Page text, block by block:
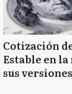
Cotización
Estable en
sus versiones